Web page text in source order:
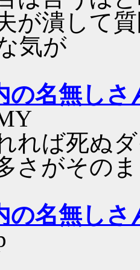
が潰して
気が
の名無しさ
れば死ぬ
さがその
の名無しさ